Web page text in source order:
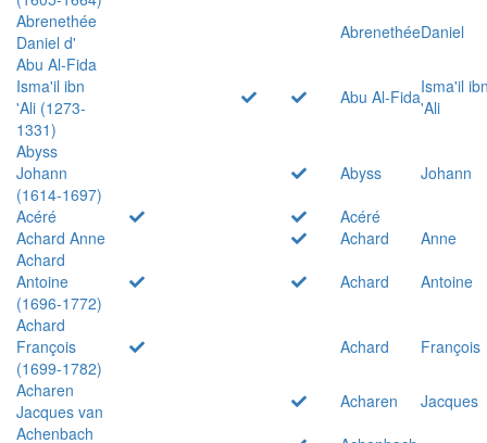
Abrenethée
Daniel d'
AbrenethéeDaniel
Abu Al-Fida
Isma'il ibn
'Ali (1273-
1331)
Abu Al-FidaIsma'il
'Ali
Abyss
Johann
(1614-1697)
Abyss
Johann
Acéré
Acéré
Achard Anne
Achard
Anne
Achard
Antoine
(1696-1772)
Achard
Antoine
Achard
François
(1699-1782)
Achard
François
Acharen
Jacques van
Acharen
Jacques
Achenbach